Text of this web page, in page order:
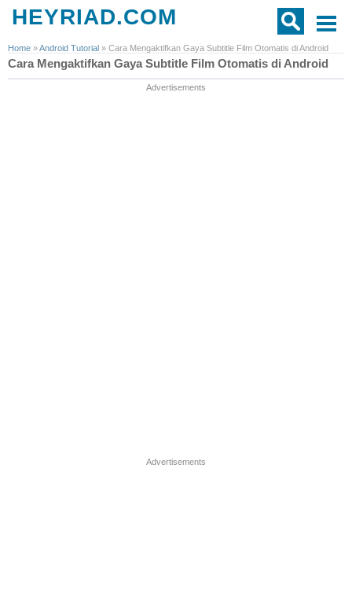
HEYRIAD.COM
Home »Android Tutorial » Cara Mengaktifkan Gaya Subtitle Film Otomatis di Android
Cara Mengaktifkan Gaya Subtitle Film Otomatis di Android
Advertisements
Advertisements